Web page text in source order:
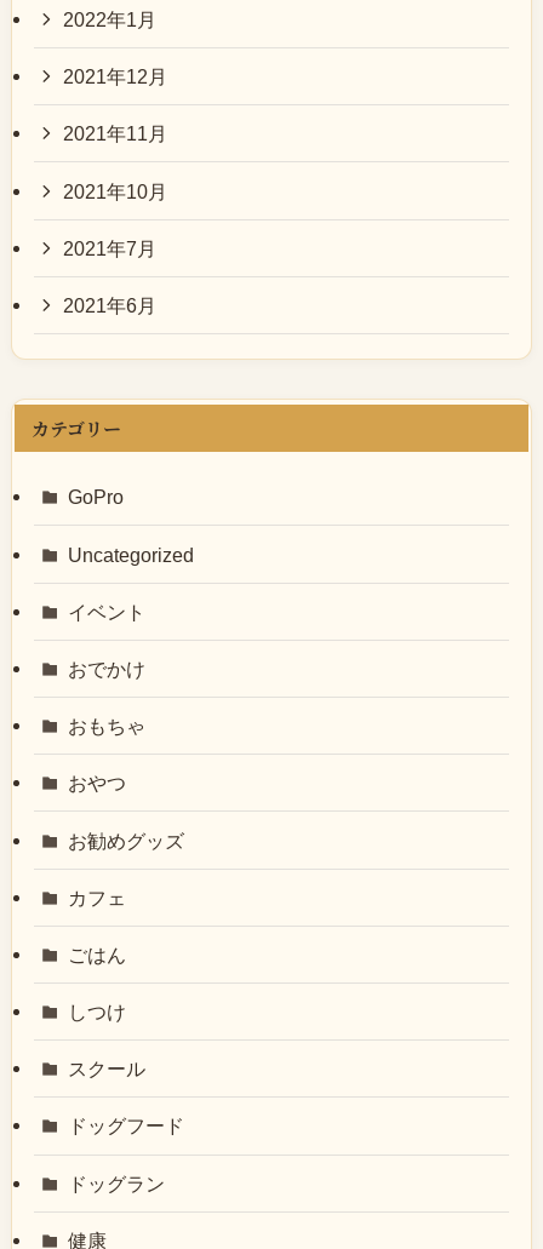
2022年1月
2021年12月
2021年11月
2021年10月
2021年7月
2021年6月
カテゴリー
GoPro
Uncategorized
イベント
おでかけ
おもちゃ
おやつ
お勧めグッズ
カフェ
ごはん
しつけ
スクール
ドッグフード
ドッグラン
健康